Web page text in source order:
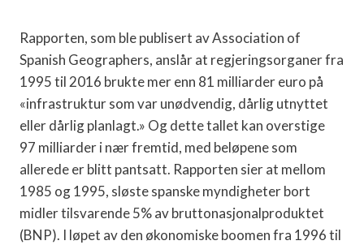
Rapporten, som ble publisert av Association of
Spanish Geographers, anslår at regjeringsorganer fra
1995 til 2016 brukte mer enn 81 milliarder euro på
«infrastruktur som var unødvendig, dårlig utnyttet
eller dårlig planlagt.» Og dette tallet kan overstige
97 milliarder i nær fremtid, med beløpene som
allerede er blitt pantsatt. Rapporten sier at mellom
1985 og 1995, sløste spanske myndigheter bort
midler tilsvarende 5% av bruttonasjonalproduktet
(BNP). I løpet av den økonomiske boomen fra 1996 til